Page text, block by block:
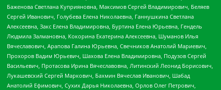
Баженова Светлана Куприяновна, Максимов Сергей Владимирович, Беляев
Сергей Иванович, Голубева Елена Николаевна, Ганнушкина Светлана
Алексеевна, Закс Елена Владимировна, Буртина Елена Юрьевна, Гендель
Людмила Залмановна, Кокорина Екатерина Алексеевна, Шуманов Илья
Вячеславович, Арапова Галина Юрьевна, Свечников Анатолий Мариевич,
Прохоров Вадим Юрьевич, Шахова Елена Владимировна, Подузов Сергей
Васильевич, Протасова Ирина Вячеславовна, Литинский Леонид Борисович,
Лукашевский Сергей Маркович, Бахмин Вячеслав Иванович, Шабад
Анатолий Ефимович, Сухих Дарья Николаевна, Орлов Олег Петрович,